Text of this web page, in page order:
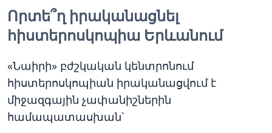
Որտե՞ղ իրականացնել
հիստերոսկոպիա Երևանում
«Նաիրի» բժշկական կենտրոնում
հիստերոսկոպիան իրականացվում է
միջազգային չափանիշներին
համապատասխան՝